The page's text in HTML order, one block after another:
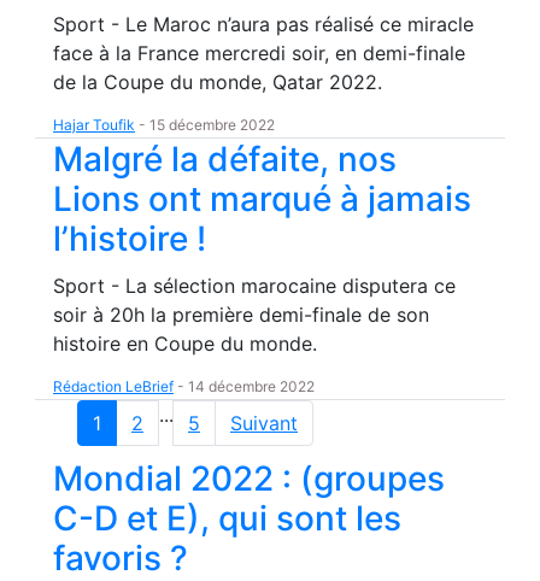
Sport - Le Maroc n’aura pas réalisé ce miracle
face à la France mercredi soir, en demi-finale
de la Coupe du monde, Qatar 2022.
Hajar Toufik - 15 décembre 2022
Malgré la défaite, nos
Lions ont marqué à jamais
l’histoire !
Sport - La sélection marocaine disputera ce
soir à 20h la première demi-finale de son
histoire en Coupe du monde.
Rédaction LeBrief - 14 décembre 2022
1 2 ... 5 Suivant
Mondial 2022 : (groupes
C-D et E), qui sont les
favoris ?